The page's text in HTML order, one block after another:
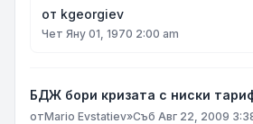
от kgeorgiev
Чет Яну 01, 1970 2:00 am
БДЖ бори кризата с ниски
отMario Evstatiev»Съб Авг 22, 2009